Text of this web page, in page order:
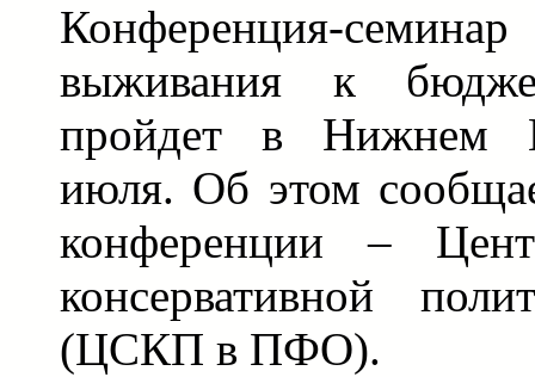
Конференция-
выживания к
пройдет в Нижнем
июля. Об этом
конференции –
консервативной
(ЦСКП в ПФО).